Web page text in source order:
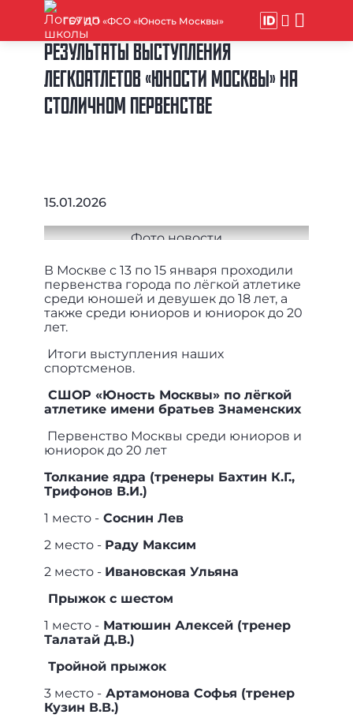
ГБУ ДО «ФСО «Юность Москвы»
РЕЗУЛЬТАТЫ ВЫСТУПЛЕНИЯ
ЛЕГКОАТЛЕТОВ «ЮНОСТИ МОСКВЫ» НА
СТОЛИЧНОМ ПЕРВЕНСТВЕ
15.01.2026
В Москве с 13 по 15 января проходили
первенства города по лёгкой атлетике
среди юношей и девушек до 18 лет, а
также среди юниоров и юниорок до 20
лет.
Итоги выступления наших
спортсменов.
СШОР «Юность Москвы» по лёгкой
атлетике имени братьев Знаменских
Первенство Москвы среди юниоров и
юниорок до 20 лет
Толкание ядра (тренеры Бахтин К.Г.,
Трифонов В.И.)
1 место -Соснин Лев
2 место - Раду Максим
2 место - Ивановская Ульяна
Прыжок с шестом
1 место -Матюшин Алексей (тренер
Талатай Д.В.)
Тройной прыжок
3 место -Артамонова Софья (тренер
Кузин В.В.)